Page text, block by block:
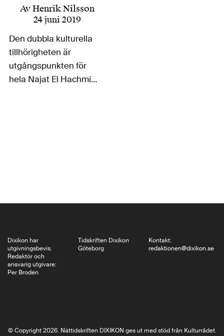
AvHenrik Nilsson
24 juni 2019
Den dubbla kulturella
tillhörigheten är
utgångspunkten för
hela Najat El Hachmis
belönades med
Dixikon har
utgivningsbevis.
Redaktör och
ansvarig utgivare:
Per Brodén
Tidskriften Dixikon
Göteborg
Kontakt:
redaktionen@dixikon.se
© Copyright 2026. Nättidskriften DIXIKON ges ut med stöd från Kulturrådet.